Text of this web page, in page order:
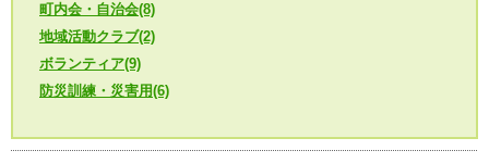
町内会・自治会(8)
地域活動クラブ(2)
ボランティア(9)
防災訓練・災害用(6)